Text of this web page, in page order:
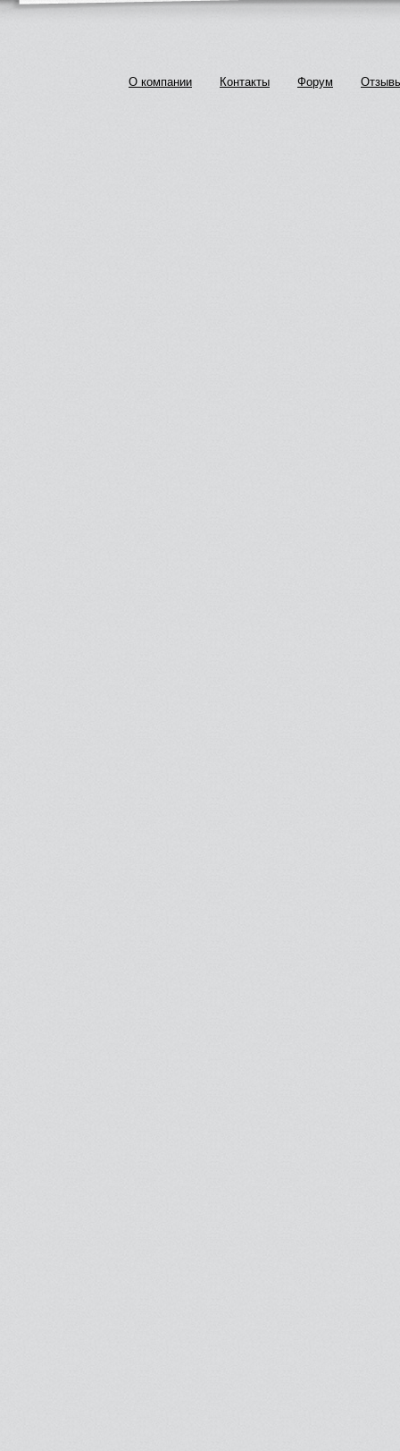
О компании Контакты Форум